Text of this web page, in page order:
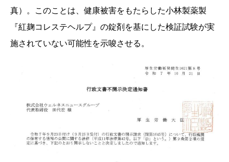
真）。このことは、健康被害をもたらした小林製薬製
『紅麹コレステヘルプ』の錠剤を基にした検証試験が実
施されていない可能性を示唆させる。